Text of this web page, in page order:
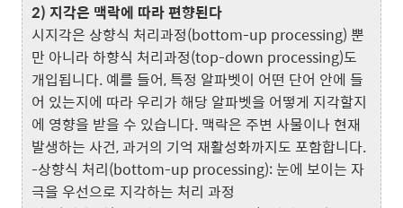
2) 지각은 맥락에 따라 편향된다
시지각은 상향식 처리과정(bottom-up processing) 뿐
만 아니라 하향식 처리과정(top-down processing)도
개입됩니다. 예를 들어, 특정 알파벳이 어떤 단어 안에 들
어 있는지에 따라 우리가 해당 알파벳을 어떻게 지각할지
에 영향을 받을 수 있습니다. 맥락은 주변 사물이나 현재
발생하는 사건, 과거의 기억 재활성화까지도 포함합니다.
-상향식 처리(bottom-up processing): 눈에 보이는 자
극을 우선으로 지각하는 처리 과정